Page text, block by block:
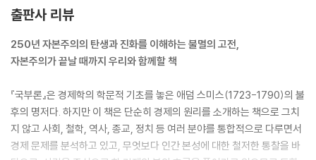
제2조. 청년 교육을 위한 기관의 비용
제3조. 모든 연령대의 민중 교육을 위한 기관의 비용
제4절. 군주의 위엄을 뒷받침하는 비용
제1장의 결론
제1절. 군주나 나라에 특별히 속한 수입의 기금 혹은 원천?
제2절. 국가의 세금?
제1조. 토지 지대와 임대료에 대한 세금
1) 지대에 비례하지 않고 토지 생산물에 비례하는 세금
출판사 리뷰
250년 자본주의의 탄생과 진화를 이해하는 불멸의 고전,
자본주의가 끝날 때까지 우리와 함께할 책
『국부론』은 경제학의 학문적 기초를 놓은 애덤 스미스(1723-1790)의 불
후의 명저다. 하지만 이 책은 단순히 경제의 원리를 소개하는 책으로 그치
지 않고 사회, 철학, 역사, 종교, 정치 등 여러 분야를 통합적으로 다루면서
경제 문제를 분석하고 있고, 무엇보다 인간 본성에 대한 철저한 통찰을 바